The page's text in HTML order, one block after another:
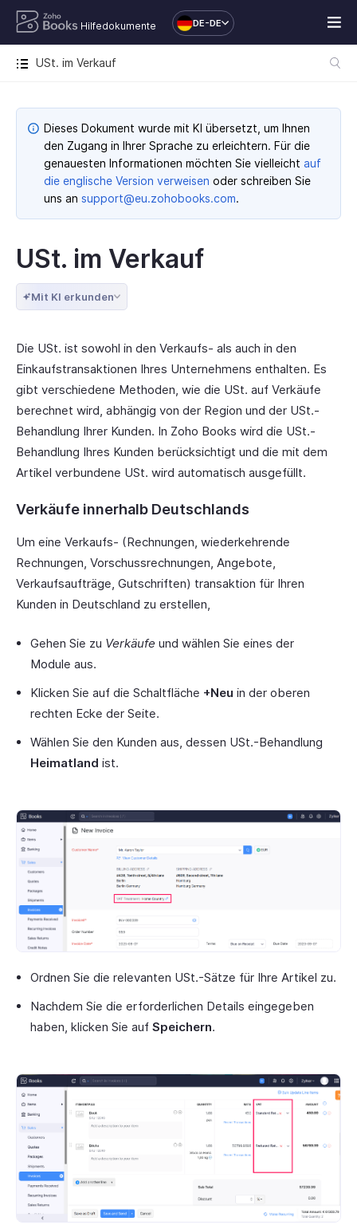
Hilfedokumente DE-DE
USt. im Verkauf
Dieses Dokument wurde mit KI übersetzt, um Ihnen
den Zugang in Ihrer Sprache zu erleichtern. Für die
genauesten Informationen möchten Sie vielleicht auf
die englische Version verweisen oder schreiben Sie
uns an support@eu.zohobooks.com.
USt. im Verkauf
Mit KI erkunden
Die USt. ist sowohl in den Verkaufs- als auch in den
Einkaufstransaktionen Ihres Unternehmens enthalten. Es
gibt verschiedene Methoden, wie die USt. auf Verkäufe
berechnet wird, abhängig von der Region und der USt.-
Behandlung Ihrer Kunden. In Zoho Books wird die USt.-
Behandlung Ihres Kunden berücksichtigt und die mit dem
Artikel verbundene USt. wird automatisch ausgefüllt.
Verkäufe innerhalb Deutschlands
Um eine Verkaufs- (Rechnungen, wiederkehrende
Rechnungen, Vorschussrechnungen, Angebote,
Verkaufsaufträge, Gutschriften) transaktion für Ihren
Kunden in Deutschland zu erstellen,
Gehen Sie zu Verkäufe und wählen Sie eines der
Module aus.
Klicken Sie auf die Schaltfläche +Neu in der oberen
rechten Ecke der Seite.
Wählen Sie den Kunden aus, dessen USt.-Behandlung
Heimatland ist.
Ordnen Sie die relevanten USt.-Sätze für Ihre Artikel zu.
Nachdem Sie die erforderlichen Details eingegeben
haben, klicken Sie auf Speichern.